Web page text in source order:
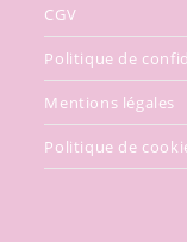
CGV
Politique de
Mentions légales
Politique de